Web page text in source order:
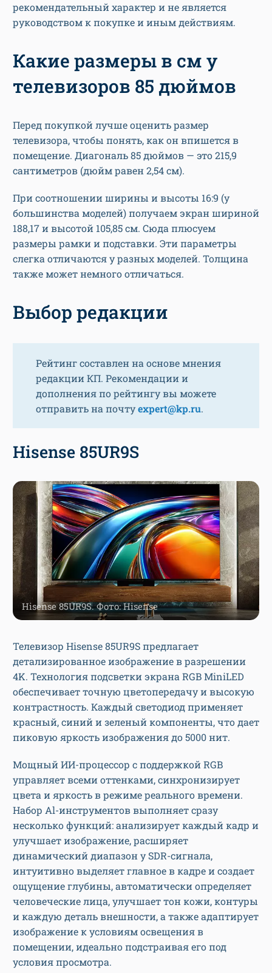
рекомендательный характер и не является
руководством к покупке и иным действиям.
Какие размеры в см у
телевизоров 85 дюймов
Перед покупкой лучше оценить размер
телевизора, чтобы понять, как он впишется в
помещение. Диагональ 85 дюймов — это 215,9
сантиметров (дюйм равен 2,54 см).
При соотношении ширины и высоты 16:9 (у
большинства моделей) получаем экран шириной
188,17 и высотой 105,85 см. Сюда плюсуем
размеры рамки и подставки. Эти параметры
слегка отличаются у разных моделей. Толщина
также может немного отличаться.
Выбор редакции
Рейтинг составлен на основе мнения
редакции КП. Рекомендации и
дополнения по рейтингу вы можете
отправить на почтуexpert@kp.ru.
Hisense 85UR9S
Hisense 85UR9S. Фото: Hisense
Телевизор Hisense 85UR9S предлагает
детализированное изображение в разрешении
4K. Технология подсветки экрана RGB MiniLED
обеспечивает точную цветопередачу и высокую
контрастность. Каждый светодиод применяет
красный, синий и зеленый компоненты, что дает
пиковую яркость изображения до 5000 нит.
Мощный ИИ-процессор с поддержкой RGB
управляет всеми оттенками, синхронизирует
цвета и яркость в режиме реального времени.
Набор Al-инструментов выполняет сразу
несколько функций: анализирует каждый кадр и
улучшает изображение, расширяет
динамический диапазон у SDR-сигнала,
интуитивно выделяет главное в кадре и создает
ощущение глубины, автоматически определяет
человеческие лица, улучшает тон кожи, контуры
и каждую деталь внешности, а также адаптирует
изображение к условиям освещения в
помещении, идеально подстраивая его под
условия просмотра.